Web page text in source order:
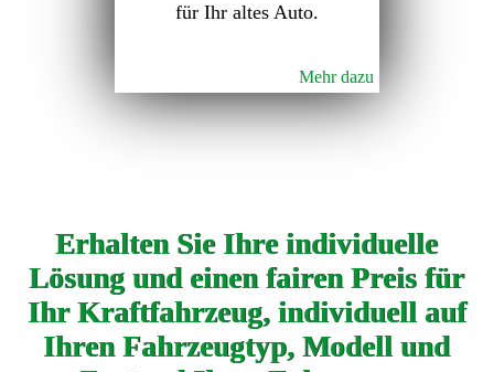
für Ihr altes Auto.
Mehr dazu
Erhalten Sie Ihre individuelle
Lösung und einen fairen Preis für
Ihr Kraftfahrzeug, individuell auf
Ihren Fahrzeugtyp, Modell und